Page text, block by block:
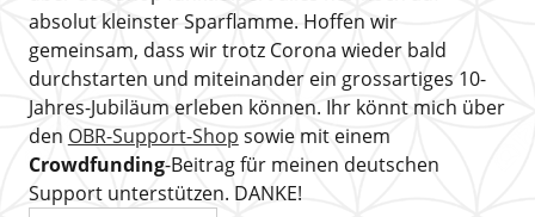
absolut kleinster Sparflamme. Hoffen wir
gemeinsam, dass wir trotz Corona wieder bald
durchstarten und miteinander ein grossartiges 10-
Jahres-Jubiläum erleben können. Ihr könnt mich über
den OBR-Support-Shop sowie mit einem
Crowdfunding-Beitrag für meinen deutschen
Support unterstützen. DANKE!